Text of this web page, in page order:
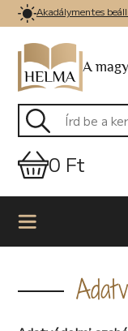
Akadálymentes
A
0 Ft